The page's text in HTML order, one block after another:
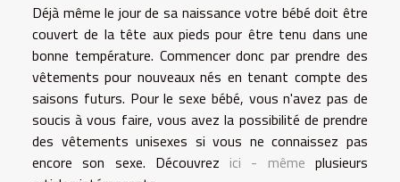
Déjà même le jour de sa naissance votre bébé doit être
couvert de la tête aux pieds pour être tenu dans une
bonne température. Commencer donc par prendre des
vêtements pour nouveaux nés en tenant compte des
saisons futurs. Pour le sexe bébé, vous n'avez pas de
soucis à vous faire, vous avez la possibilité de prendre
des vêtements unisexes si vous ne connaissez pas
encore son sexe. Découvrez ici - même plusieurs